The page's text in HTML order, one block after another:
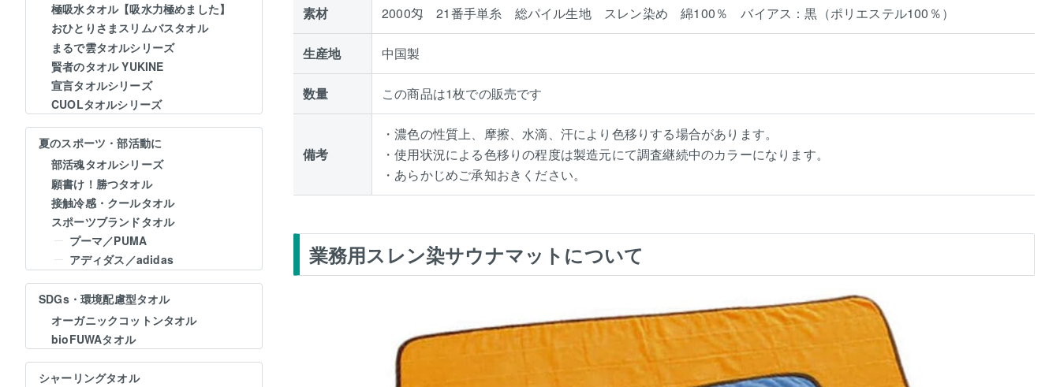
極吸水タオル【吸水力極めました】
おひとりさまスリムバスタオル
まるで雲タオルシリーズ
賢者のタオル YUKINE
宣言タオルシリーズ
CUOLタオルシリーズ
夏のスポーツ・部活動に
部活魂タオルシリーズ
願書け！勝つタオル
接触冷感・クールタオル
スポーツブランドタオル
プーマ／PUMA
アディダス／adidas
SDGs・環境配慮型タオル
オーガニックコットンタオル
bioFUWAタオル
シャーリングタオル
素材 2000匁 21番手単糸 総パイル生地 スレン染め 綿100％ バイアス：黒（ポリエステル100％）
生産地 中国製
数量 この商品は1枚での販売です
備考
・濃色の性質上、摩擦、水滴、汗により色移りする場合があります。
・使用状況による色移りの程度は製造元にて調査継続中のカラーになります。
・あらかじめご承知おきください。
業務用スレン染サウナマットについて